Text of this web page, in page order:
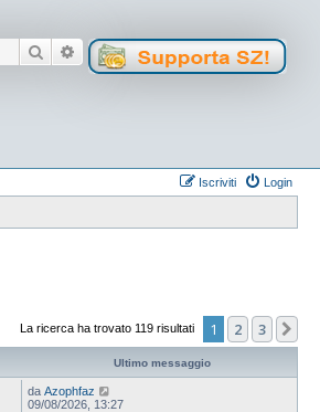
Cerca Ricerca avanzata
Login
Iscriviti
La ricerca ha trovato 119 risultati 1 2 3
Ultimo messaggio
da Azophfaz
09/08/2026, 13:27